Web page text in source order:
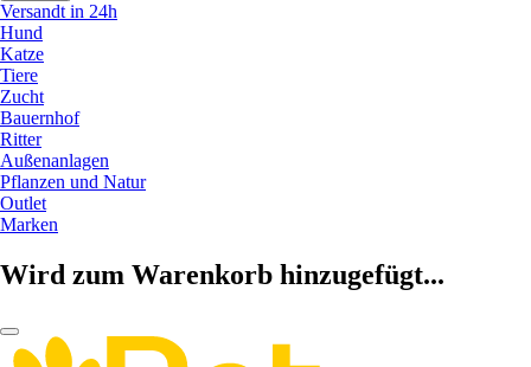
Versandt in 24h
Hund
Katze
Tiere
Zucht
Bauernhof
Ritter
Außenanlagen
Pflanzen und Natur
Outlet
Marken
Wird zum Warenkorb hinzugefügt...